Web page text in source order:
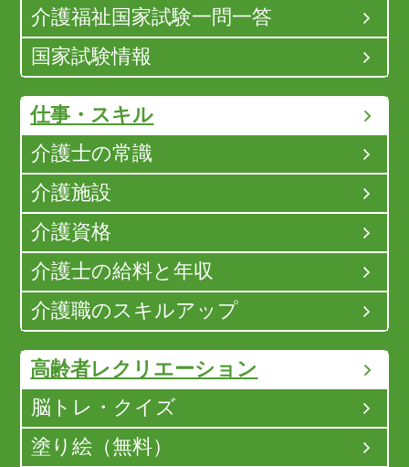
介護福祉国家試験一問一答
国家試験情報
仕事・スキル
介護士の常識
介護施設
介護資格
介護士の給料と年収
介護職のスキルアップ
高齢者レクリエーション
脳トレ・クイズ
塗り絵（無料）